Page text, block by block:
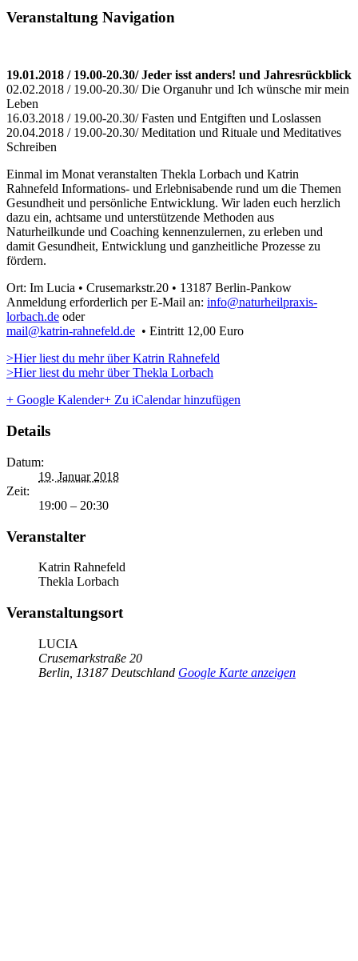
Veranstaltung Navigation
19.01.2018 / 19.00-20.30/ Jeder isst anders! und Jahresrückblick
02.02.2018 / 19.00-20.30/ Die Organuhr und Ich wünsche mir mein
Leben
16.03.2018 / 19.00-20.30/ Fasten und Entgiften und Loslassen
20.04.2018 / 19.00-20.30/ Meditation und Rituale und Meditatives
Schreiben
Einmal im Monat veranstalten Thekla Lorbach und Katrin
Rahnefeld Informations- und Erlebnisabende rund um die Themen
Gesundheit und persönliche Entwicklung. Wir laden euch herzlich
dazu ein, achtsame und unterstützende Methoden aus
Naturheilkunde und Coaching kennenzulernen, zu erleben und
damit Gesundheit, Entwicklung und ganzheitliche Prozesse zu
fördern.
Ort: Im Lucia • Crusemarkstr.20 • 13187 Berlin-Pankow
Anmeldung erforderlich per E-Mail an: info@naturheilpraxis-
lorbach.de oder
mail@katrin-rahnefeld.de • Eintritt 12,00 Euro
>Hier liest du mehr über Katrin Rahnefeld
>Hier liest du mehr über Thekla Lorbach
+ Google Kalender+ Zu iCalendar hinzufügen
Details
Datum:
19. Januar 2018
Zeit:
19:00 – 20:30
Veranstalter
Katrin Rahnefeld
Thekla Lorbach
Veranstaltungsort
LUCIA
Crusemarkstraße 20
Berlin 13187 Deutschland Google Karte anzeigen